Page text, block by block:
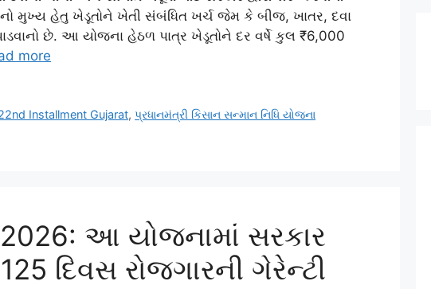
મુખ્ય હેતુ ખેડૂતોને ખેતી સંબંધિત ખર્ચ જેમ કે બીજ, ખાતર, દવા
છે. આ યોજના હેઠળ પાત્ર ખેડૂતોને દર વર્ષે કુલ ₹6,000
more
Installment Gujarat,પ્રધાનમંત્રી કિસાન સન્માન નિધિ યોજના
2026: આ યોજનામાં સરકાર
દિવસ રોજગારની ગેરેન્ટી